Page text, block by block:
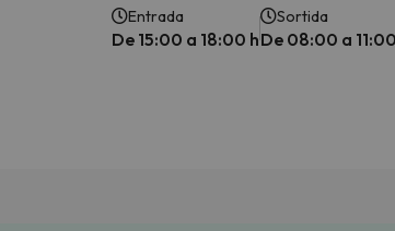
Entrada
De 15:00 a 18:00 h
Sortida
De 08:00 a